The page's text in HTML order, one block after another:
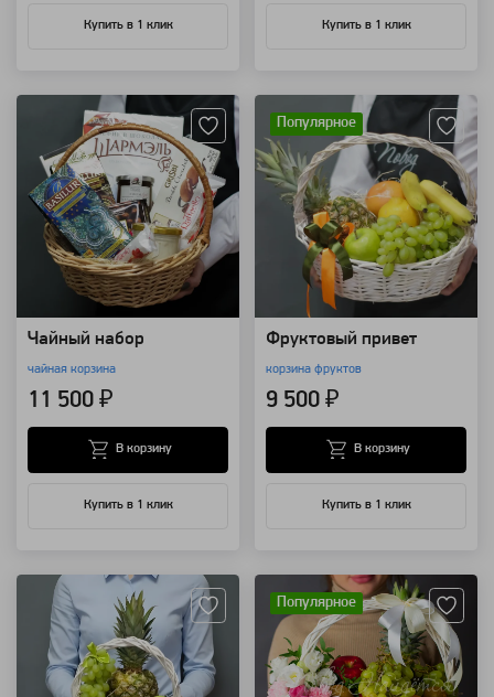
Купить в 1 клик Купить в 1 клик
Чайный набор
чайная корзина
11 500 ₽
Купить в 1 клик
В корзину
Популярное
Фруктовый привет
корзина фруктов
9 500 ₽
Купить в 1 клик
В корзину
Популярное